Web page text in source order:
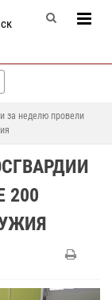
за неделю провели
200